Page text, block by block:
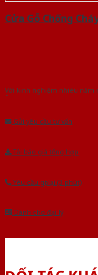
Cửa Gỗ Chống
Với kinh nghiệm nhiêu năm
Gửi yêu cầu tư vấn
Tải báo giá tổng hợp
Yêu cầu gọi lại (3 phút)
Dành cho đại lý